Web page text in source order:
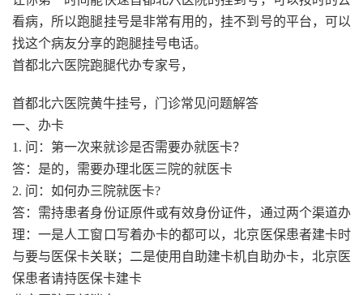
看病，所以跑腿挂号是非常有用的，挂不到号的平台，可以
找这个病友分享的跑腿挂号电话。
首都北六医院跑腿代办专家号，
首都北六医院黄牛挂号，门诊常见问题解答
一、办卡
1. 问：第一次来就诊是否需要办就医卡？
答：是的，需要办理北医三院的就医卡
2. 问：如何办三院就医卡?
答：需持患者身份证原件或有效身份证件，通过两个渠道办
理：一是人工窗口写着办卡的都可以，北京医保患者建卡时
与要与医保卡关联；二是使用自助建卡机自助办卡，北京医
保患者请持医保卡建卡